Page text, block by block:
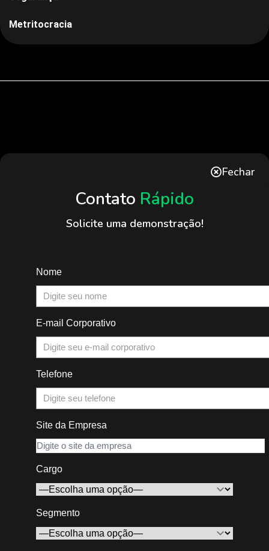
Metritocracia
Fechar
Contato Rápido
Solicite uma demonstração!
Nome
E-mail Corporativo
Telefone
Site da Empresa
Cargo
Segmento